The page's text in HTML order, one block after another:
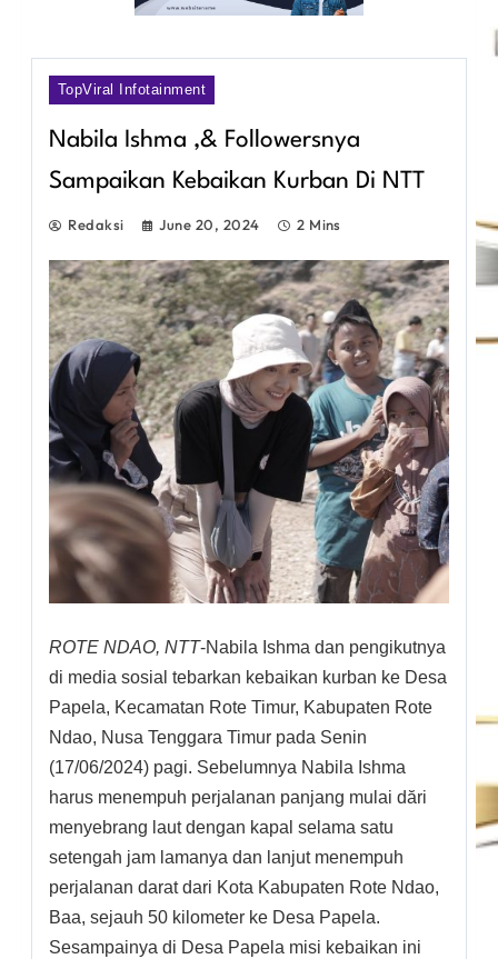
TopViral Infotainment
Nabila Ishma ,& Followersnya
Sampaikan Kebaikan Kurban Di NTT
Redaksi June 20, 2024 2 Mins
ROTE NDAO, NTT-Nabila Ishma dan pengikutnya
di media sosial tebarkan kebaikan kurban ke Desa
Papela, Kecamatan Rote Timur, Kabupaten Rote
Ndao, Nusa Tenggara Timur pada Senin
(17/06/2024) pagi. Sebelumnya Nabila Ishma
harus menempuh perjalanan panjang mulai dări
menyebrang laut dengan kapal selama satu
setengah jam lamanya dan lanjut menempuh
perjalanan darat dari Kota Kabupaten Rote Ndao,
Baa, sejauh 50 kilometer ke Desa Papela.
Sesampainya di Desa Papela misi kebaikan ini